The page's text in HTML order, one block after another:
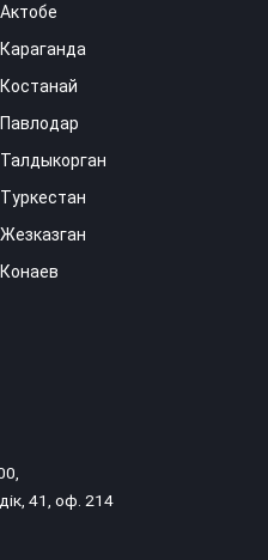
Актобе
Караганда
Костанай
Павлодар
Талдыкорган
Туркестан
Жезказган
Конаев
41, оф. 214